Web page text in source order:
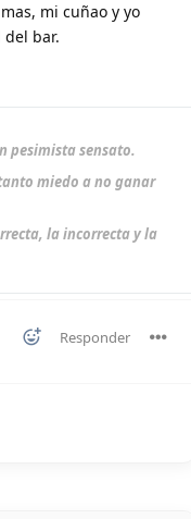
mi cuñao y yo
bar.
pesimista sensato.
miedo a no ganar
la incorrecta y la
Responder